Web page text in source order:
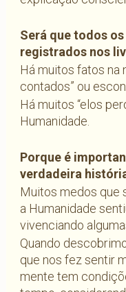
Será que todos
registrados nos
Há muitos fatos na
contados” ou
Há muitos “elos
Humanidade.
Porque é
verdadeira
Muitos medos que
a Humanidade
vivenciando
Quando
que nos fez sentir
mente tem